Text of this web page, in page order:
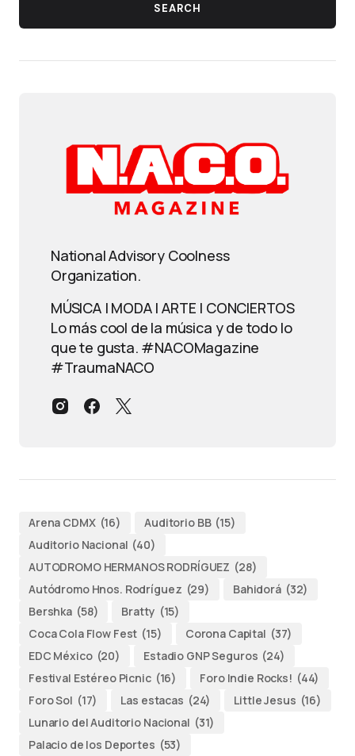
SEARCH
National Advisory Coolness
Organization.
MÚSICA | MODA | ARTE | CONCIERTOS
Lo más cool de la música y de todo lo
que te gusta. #NACOMagazine
#TraumaNACO
Arena CDMX (16) Auditorio BB (15)
Auditorio Nacional (40)
AUTODROMO HERMANOS RODRÍGUEZ (28)
Autódromo Hnos. Rodríguez (29) Bahidorá (32)
Bershka (58) Bratty (15)
Coca Cola Flow Fest (15) Corona Capital (37)
EDC México (20) Estadio GNP Seguros (24)
Festival Estéreo Picnic (16) Foro Indie Rocks! (44)
Foro Sol (17) Las estacas (24) Little Jesus (16)
Lunario del Auditorio Nacional (31)
Palacio de los Deportes (53)